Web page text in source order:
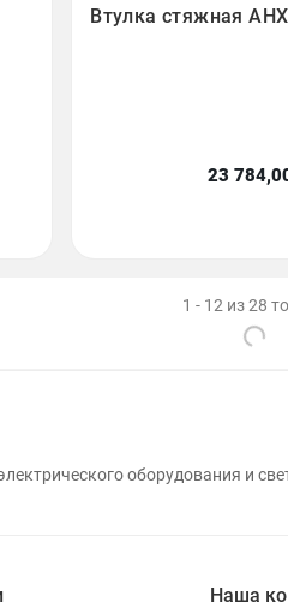
Втулка стяжная
23
1 - 12 из 28
оборудования и
Наша